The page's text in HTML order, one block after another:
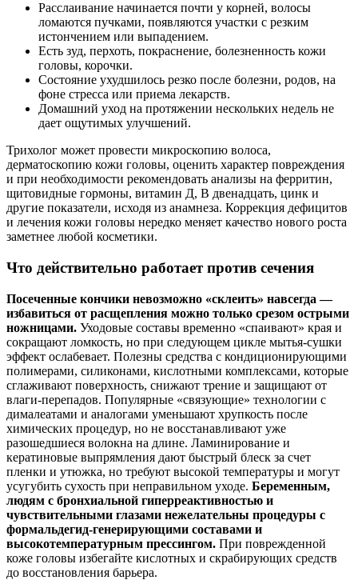
Расслаивание начинается почти у корней, волосы
ломаются пучками, появляются участки с резким
истончением или выпадением.
Есть зуд, перхоть, покраснение, болезненность кожи
головы, корочки.
Состояние ухудшилось резко после болезни, родов, на
фоне стресса или приема лекарств.
Домашний уход на протяжении нескольких недель не
дает ощутимых улучшений.
Трихолог может провести микроскопию волоса,
дерматоскопию кожи головы, оценить характер повреждения
и при необходимости рекомендовать анализы на ферритин,
щитовидные гормоны, витамин Д, В двенадцать, цинк и
другие показатели, исходя из анамнеза. Коррекция дефицитов
и лечения кожи головы нередко меняет качество нового роста
заметнее любой косметики.
Что действительно работает против сечения
Посеченные кончики невозможно «склеить» навсегда —
избавиться от расщепления можно только срезом острыми
ножницами. Уходовые составы временно «спаивают» края и
сокращают ломкость, но при следующем цикле мытья‑сушки
эффект ослабевает. Полезны средства с кондиционирующими
полимерами, силиконами, кислотными комплексами, которые
сглаживают поверхность, снижают трение и защищают от
влаги‑перепадов. Популярные «связующие» технологии с
дималеатами и аналогами уменьшают хрупкость после
химических процедур, но не восстанавливают уже
разошедшиеся волокна на длине. Ламинирование и
кератиновые выпрямления дают быстрый блеск за счет
пленки и утюжка, но требуют высокой температуры и могут
усугубить сухость при неправильном уходе. Беременным,
людям с бронхиальной гиперреактивностью и
чувствительными глазами нежелательны процедуры с
формальдегид‑генерирующими составами и
высокотемпературным прессингом. При поврежденной
коже головы избегайте кислотных и скрабирующих средств
до восстановления барьера.